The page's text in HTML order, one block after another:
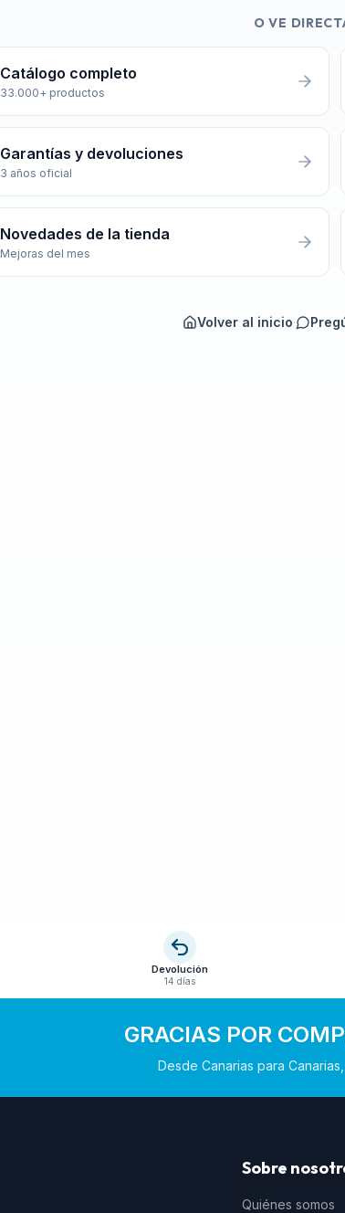
O VE
Catálogo completo
33.000+ productos
Garantías y devoluciones
3 años oficial
Novedades de la tienda
Mejoras del mes
Volver al inicio·
Devolución
14 días
GRACIAS POR
Desde Canarias para
Sobre
Quiénes somos